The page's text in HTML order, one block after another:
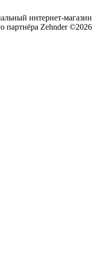
интернет-магазин
партнёра Zehnder ©2026